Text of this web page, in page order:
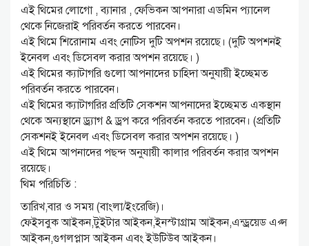
এই থিমের লোগো , ব্যানার , ফেভিকন আপনারা এডমিন প্যানেল
থেকে নিজেরাই পরিবর্তন করতে পারবেন।
এই থিমে শিরোনাম এবং নোটিস দুটি অপশন রয়েছে। (দুটি অপশনই
ইনেবল এবং ডিসেবল করার অপশন রয়েছে। )
এই থিমের ক্যাটাগরি গুলো আপনাদের চাহিদা অনুযায়ী ইচ্ছেমত
পরিবর্তন করতে পারবেন।
এই থিমের ক্যাটাগরির প্রতিটি সেকশন আপনাদের ইচ্ছেমত একস্থান
থেকে অন্যস্থানে ড্র্যাগ & ড্রপ করে পরিবর্তন করতে পারবেন। (প্রতিটি
সেকশনই ইনেবল এবং ডিসেবল করার অপশন রয়েছে। )
এই থিমে আপনাদের পছন্দ অনুযায়ী কালার পরিবর্তন করার অপশন
রয়েছে।
থিম পরিচিতি :
তারিখ,বার ও সময় (বাংলা/ইংরেজি)।
ফেইসবুক আইকন,টুইটার আইকন,ইনস্টাগ্রাম আইকন,এন্ড্রয়েড এপ্স
আইকন,গুগলপ্লাস আইকন এবং ইউটিউব আইকন।